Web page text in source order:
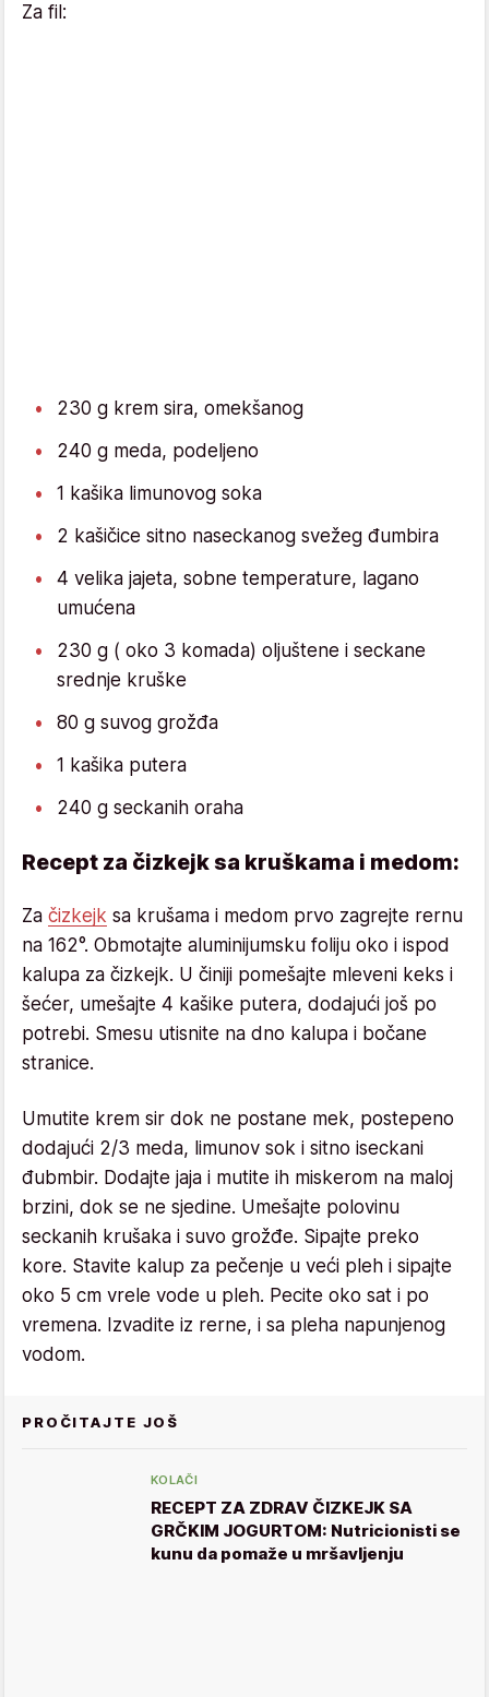
Za fil:
230 g krem sira, omekšanog
240 g meda, podeljeno
1 kašika limunovog soka
2 kašičice sitno naseckanog svežeg đumbira
4 velika jajeta, sobne temperature, lagano
umućena
230 g ( oko 3 komada) oljuštene i seckane
srednje kruške
80 g suvog grožđa
1 kašika putera
240 g seckanih oraha
Recept za čizkejk sa kruškama i medom:
Za čizkejk sa krušama i medom prvo zagrejte rernu
na 162°. Obmotajte aluminijumsku foliju oko i ispod
kalupa za čizkejk. U činiji pomešajte mleveni keks i
šećer, umešajte 4 kašike putera, dodajući još po
potrebi. Smesu utisnite na dno kalupa i bočane
stranice.
Umutite krem sir dok ne postane mek, postepeno
dodajući 2/3 meda, limunov sok i sitno iseckani
đubmbir. Dodajte jaja i mutite ih miskerom na maloj
brzini, dok se ne sjedine. Umešajte polovinu
seckanih krušaka i suvo grožđe. Sipajte preko
kore. Stavite kalup za pečenje u veći pleh i sipajte
oko 5 cm vrele vode u pleh. Pecite oko sat i po
vremena. Izvadite iz rerne, i sa pleha napunjenog
vodom.
PROČITAJTE JOŠ
KOLAČI
RECEPT ZA ZDRAV ČIZKEJK SA
GRČKIM JOGURTOM: Nutricionisti se
kunu da pomaže u mršavljenju